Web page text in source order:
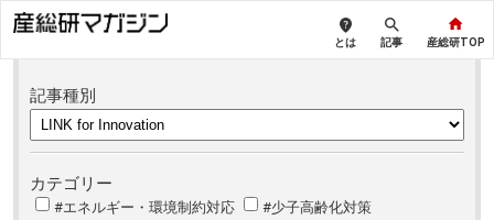
とは 記事 産総研TOP
記事種別
カテゴリー
#エネルギー・環境制約対応
#少子高齢化対策